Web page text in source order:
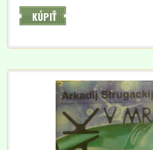
KÚPIŤ